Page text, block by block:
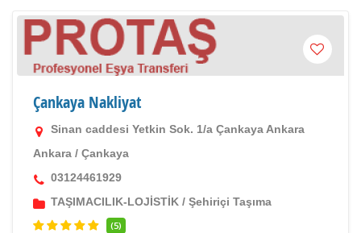
Çankaya Nakliyat
Sinan caddesi Yetkin Sok. 1/a Çankaya Ankara
Ankara / Çankaya
03124461929
TAŞIMACILIK-LOJİSTİK / Şehiriçi Taşıma
(5)